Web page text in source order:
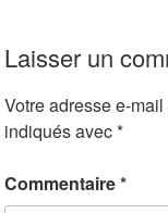
Laisser un
Votre adresse e-
indiqués avec*
Commentaire*